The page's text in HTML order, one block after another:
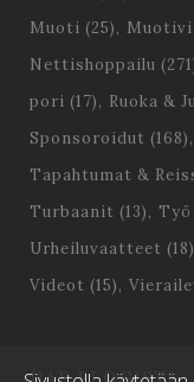
Muoti (25)
Nettishoppailu
pori (17) Ruoka &
Sponsoroidut (168)
Tapahtumat &
Turbaanit (13)
Urheiluvaatteet (18)
Videot (15)